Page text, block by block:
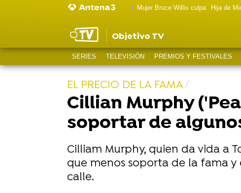
Mujer Bruce Willis culpa Hija de
Objetivo TV
SERIES TELEVISIÓN PREMIOS Y FESTIVALES
EL PRECIO DE LA FAMA
Cillian Murphy
soportar de
Cilliam Murphy, quien da vida a
que menos soporta de la fama
calle.